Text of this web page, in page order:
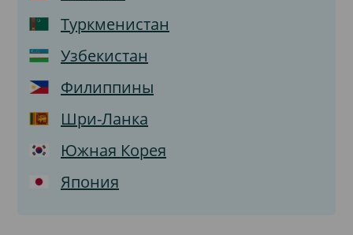
Туркменистан
Узбекистан
Филиппины
Шри-Ланка
Южная Корея
Япония